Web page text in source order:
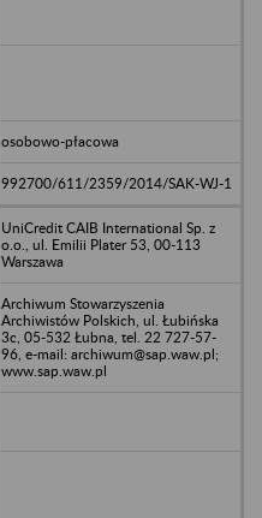
osobowo-płacowa
992700/611/2359/2014/SAK-WJ-1
UniCredit CAIB International Sp. z
o.o., ul. Emilii Plater 53, 00-113
Warszawa
Archiwum Stowarzyszenia
Archiwistów Polskich, ul. Łubińska
3c, 05-532 Łubna, tel. 22 727-57-
96, e-mail: archiwum@sap.waw.pl;
www.sap.waw.pl